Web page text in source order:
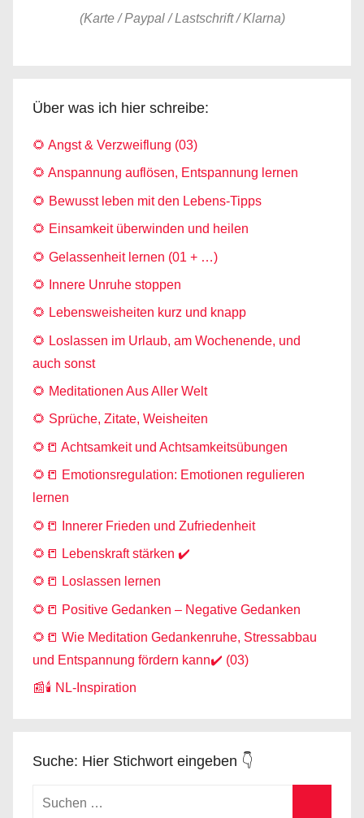
(Karte / Paypal / Lastschrift / Klarna)
Über was ich hier schreibe:
🌻 Angst & Verzweiflung (03)
🌻 Anspannung auflösen, Entspannung lernen
🌻 Bewusst leben mit den Lebens-Tipps
🌻 Einsamkeit überwinden und heilen
🌻 Gelassenheit lernen (01 + …)
🌻 Innere Unruhe stoppen
🌻 Lebensweisheiten kurz und knapp
🌻 Loslassen im Urlaub, am Wochenende, und
auch sonst
🌻 Meditationen Aus Aller Welt
🌻 Sprüche, Zitate, Weisheiten
🌻📒 Achtsamkeit und Achtsamkeitsübungen
🌻📒 Emotionsregulation: Emotionen regulieren
lernen
🌻📒 Innerer Frieden und Zufriedenheit
🌻📒 Lebenskraft stärken ✔️
🌻📒 Loslassen lernen
🌻📒 Positive Gedanken – Negative Gedanken
🌻📒 Wie Meditation Gedankenruhe, Stressabbau
und Entspannung fördern kann✔️ (03)
📰🕯️ NL-Inspiration
Suche: Hier Stichwort eingeben 👇
Suchen